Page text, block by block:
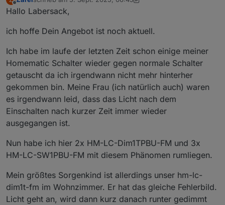
einfach schon zu alt, sieht man ja auch an der
Seriennummer.
Viele Grüße
Thomas
SW2, wie auch@Homoranbereits anmerkte.
Die Kondensatoren sind einfach falsch ausgelegt,
Nur weil es bei dir gleich 5 Stück zusammen waren,
innerhalb von längerer Zeit passierte, ist es fast
schon wieder normal.
Offline zuletzt editiert von Zarel9. Mai 2025, 09:52
Hallo Labersack,
ich hoffe Dein Angebot ist noch aktuell.
Ich habe im laufe der letzten Zeit schon einige meiner
Homematic Schalter wieder gegen normale Schalter
getauscht da ich irgendwann nicht mehr hinterher
gekommen bin. Meine Frau (ich natürlich auch) waren
es irgendwann leid, dass das Licht nach dem
Einschalten nach kurzer Zeit immer wieder
ausgegangen ist.
Nun habe ich hier 2x HM-LC-Dim1TPBU-FM und 3x
HM-LC-SW1PBU-FM mit diesem Phänomen rumliegen.
Mein größtes Sorgenkind ist allerdings unser hm-lc-
dim1t-fm im Wohnzimmer. Er hat das gleiche Fehlerbild.
Licht geht an, wird dann kurz danach runter gedimmt